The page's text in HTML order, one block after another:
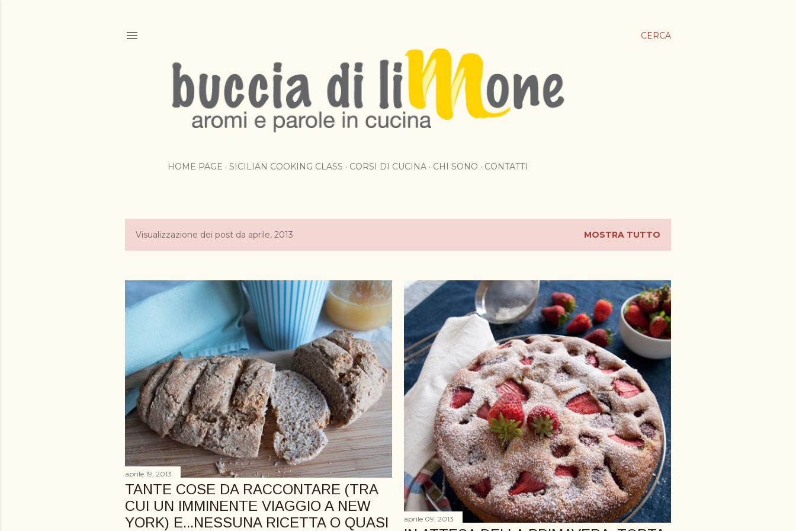
CERCA
HOME PAGE SICILIAN COOKING CLASS CORSI DI CUCINA CHI SONO CONTATTI
P
s
t
Visualizzazione dei post da aprile, 2013 MOSTRA TUTTO
aprile 19, 2013
TANTE COSE DA RACCONTARE (TRA
CUI UN IMMINENTE VIAGGIO A NEW
YORK) E...NESSUNA RICETTA O QUASI
aprile 09, 2013